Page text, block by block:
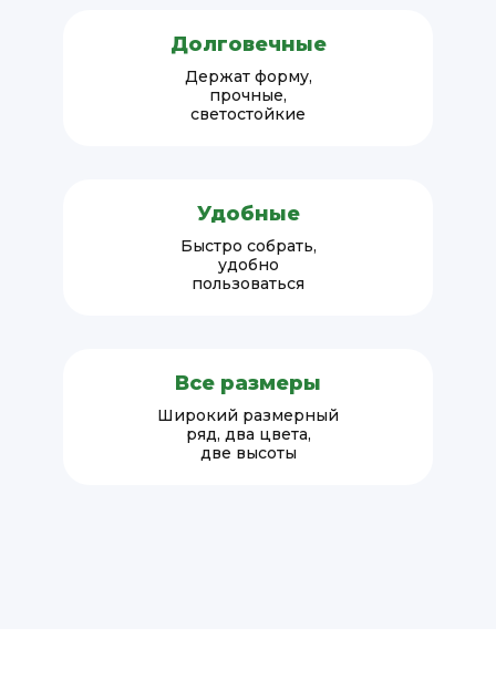
Долговечные
Держат форму,
прочные,
светостойкие
Удобные
Быстро собрать,
удобно
пользоваться
Все размеры
Широкий размерный
ряд, два цвета,
две высоты